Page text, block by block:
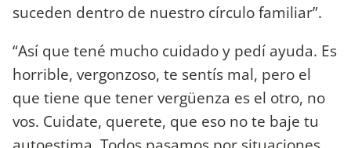
suceden dentro de nuestro círculo familiar”.
“Así que tené mucho cuidado y pedí ayuda. Es
horrible, vergonzoso, te sentís mal, pero el
que tiene que tener vergüenza es el otro, no
vos. Cuidate, querete, que eso no te baje tu